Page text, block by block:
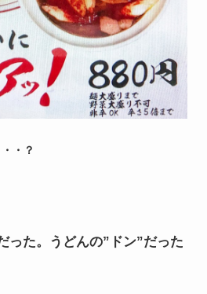
・？
った。うどんの”ドン”だった